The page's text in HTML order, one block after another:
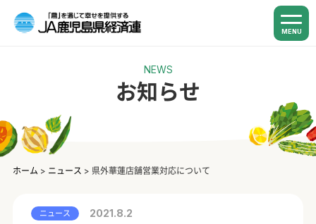
MENU
NEWS
お知らせ
ホーム > ニュース > 県外華蓮店舗営業対応について
ニュース 2021.8.2